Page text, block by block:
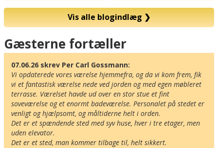
Vis alle blogindlæg❯
Kort
Gæsterne fortæller
07.06.26 skrev Per Carl Gossmann:
Vi opdaterede vores værelse hjemmefra, og da vi kom frem, fik
vi et fantastisk værelse nede ved jorden og med egen møbleret
terrasse. Værelset havde ud over en stor stue et fint
soveværelse og et enormt badeværelse. Personalet på stedet er
venligt og hjælpsomt, og måltiderne helt i orden.
Det er et spændende sted med syv huse, hver i tre etager, men
uden elevator.
Det er et sted, man kommer tilbage til, helt sikkert.